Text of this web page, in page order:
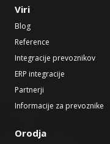
Viri
Blog
Reference
Integracije prevoznikov
ERP integracije
Partnerji
Informacije za prevoznike
Orodja